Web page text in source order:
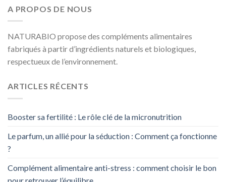
A PROPOS DE NOUS
NATURABIO propose des compléments alimentaires
fabriqués à partir d’ingrédients naturels et biologiques,
respectueux de l’environnement.
ARTICLES RÉCENTS
Booster sa fertilité : Le rôle clé de la micronutrition
Le parfum, un allié pour la séduction : Comment ça fonctionne
?
Complément alimentaire anti-stress : comment choisir le bon